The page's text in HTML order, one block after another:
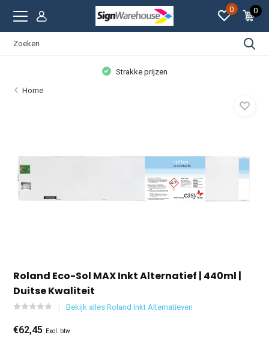
0 0
Strakke prijzen
Home
Roland Eco-Sol MAX Inkt Alternatief | 440ml |
Duitse Kwaliteit
Bekijk alles Roland Inkt Alternatieven
€62,45 Excl. btw